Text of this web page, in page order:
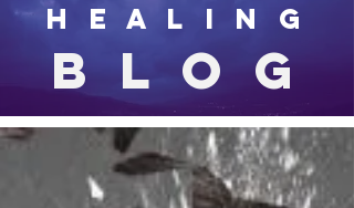
H E A L I N G
BLOG